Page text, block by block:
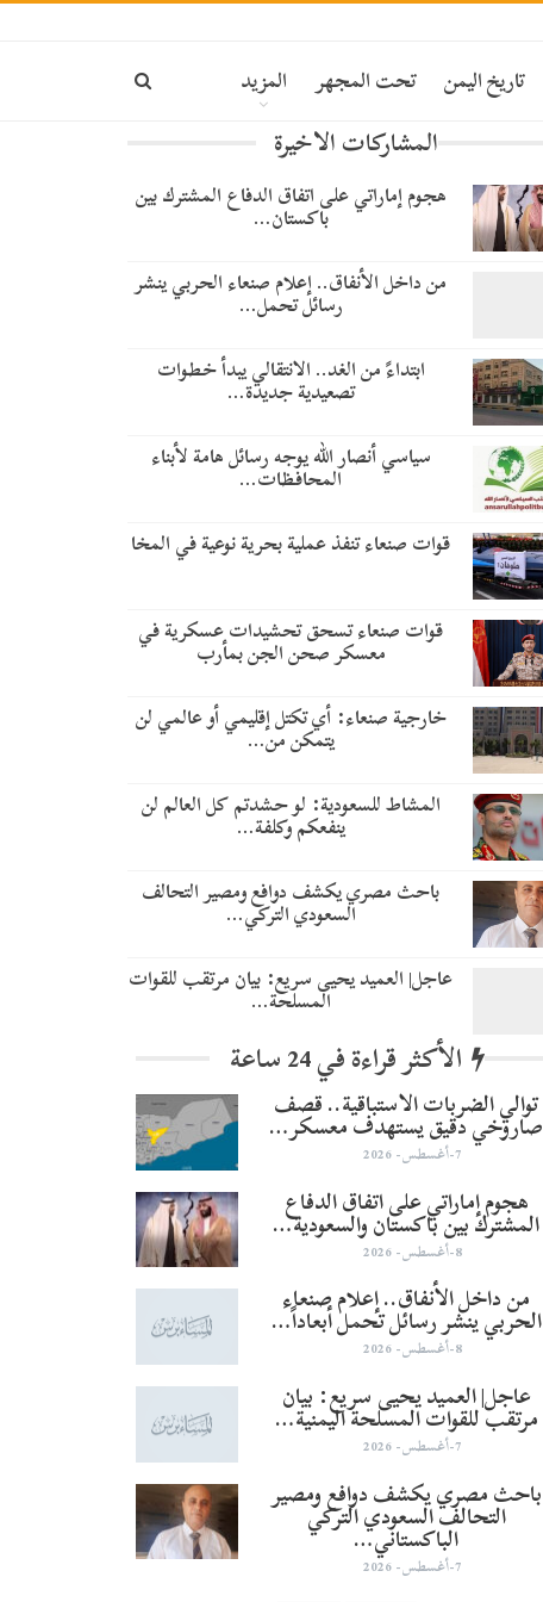
تاريخ اليمن تحت المجهر المزيد
المشاركات الاخيرة
هجوم إماراتي على اتفاق الدفاع المشترك بين
باكستان…
من داخل الأنفاق.. إعلام صنعاء الحربي ينشر
رسائل تحمل…
​ابتداءً من الغد.. الانتقالي يبدأ خطوات
تصعيدية جديدة…
سياسي أنصار الله يوجه رسائل هامة لأبناء
المحافظات…
قوات صنعاء تنفذ عملية بحرية نوعية في المخا
قوات صنعاء تسحق تحشيدات عسكرية في
معسكر صحن الجن بمأرب
خارجية صنعاء: أي تكتل إقليمي أو عالمي لن
يتمكن من…
المشاط للسعودية: لو حشدتم كل العالم لن
ينفعكم وكلفة…
باحث مصري يكشف دوافع ومصير التحالف
السعودي التركي…
عاجل| العميد يحيى سريع: بيان مرتقب للقوات
المسلحة…
الأكثر قراءة في 24 ساعة
توالي الضربات الاستباقية.. قصف
صاروخي دقيق يستهدف معسكر…
7-أغسطس- 2026
هجوم إماراتي على اتفاق الدفاع
المشترك بين باكستان والسعودية…
8-أغسطس- 2026
من داخل الأنفاق.. إعلام صنعاء
الحربي ينشر رسائل تحمل أبعاداً…
8-أغسطس- 2026
عاجل| العميد يحيى سريع: بيان
مرتقب للقوات المسلحة اليمنية…
7-أغسطس- 2026
باحث مصري يكشف دوافع ومصير
التحالف السعودي التركي
الباكستاني…
7-أغسطس- 2026